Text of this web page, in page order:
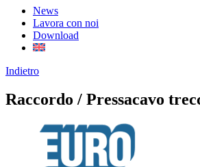
News
Lavora con noi
Download
Indietro
Raccordo / Pressacavo